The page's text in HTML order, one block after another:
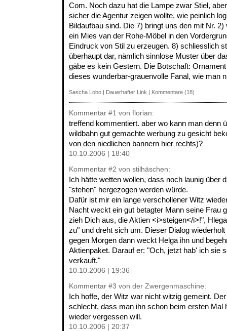
Com. Noch dazu hat die Lampe zwar Stiel,
sicher die Agentur zeigen wollte, wie peinlich
Bildaufbau sind. Die 7) bringt uns den mit Nr.
ein Mies van der Rohe-Möbel in den
Eindruck von Stil zu erzeugen. 8) schliesslich
überhaupt dar, nämlich sinnlose Muster über
gäbe es kein Gestern. Die Botschaft:
dieses wunderbar-grauenvolle Fanal, wie man
Sascha Lobo | Dauerhafter Link | Kommentare (18)
Kommentar #1 von florian:
treffend kommentiert. aber wo kann man denn
wildbahn gut gemachte werbung zu gesicht
von den niedlichen bannern hier rechts)?
10.10.2006 | 18:40
Kommentar #2 von stilhäschen:
Ich hätte wetten wollen, dass noch launig über
"stehen" hergezogen werden würde.
Dafür ist mir ein lange verschollener Witz
Nacht weckt ein gut betagter Mann seine Frau
zieh Dich aus, die Aktien <i>steigen</i>!",
zu" und dreht sich um. Dieser Dialog
gegen Morgen dann weckt Helga ihn und
Aktienpaket. Darauf er: "Och, jetzt hab' ich sie
verkauft."
10.10.2006 | 19:36
Kommentar #3 von der Zwergenmaschine:
Ich hoffe, der Witz war nicht witzig gemeint.
schlecht, dass man ihn schon beim ersten Mal
wieder vergessen will.
10.10.2006 | 20:37